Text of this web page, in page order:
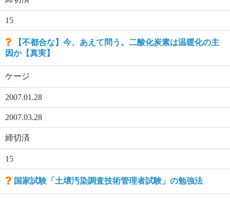
15
【不都合な】今、あえて問う。二酸化炭素は温暖化の主
因か【真実】
ケージ
2007.01.28
2007.03.28
締切済
15
国家試験「土壌汚染調査技術管理者試験」の勉強法